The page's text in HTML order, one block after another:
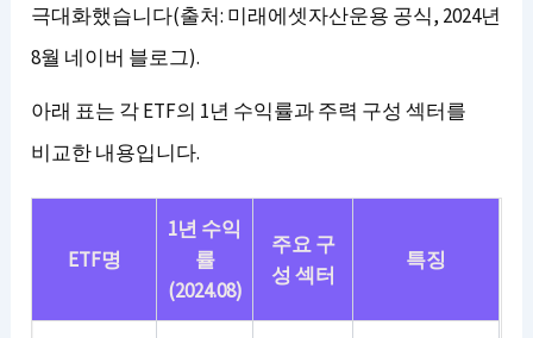
극대화했습니다(출처: 미래에셋자산운용 공식, 2024년
8월 네이버 블로그).
아래 표는 각 ETF의 1년 수익률과 주력 구성 섹터를
비교한 내용입니다.
ETF명
1년 수익
률
(2024.08)
주요 구
성 섹터
특징